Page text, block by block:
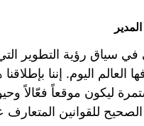
سياق رؤية التطوير
اليوم. إننا
ليكون موقعاً فعّالاً
للقوانين